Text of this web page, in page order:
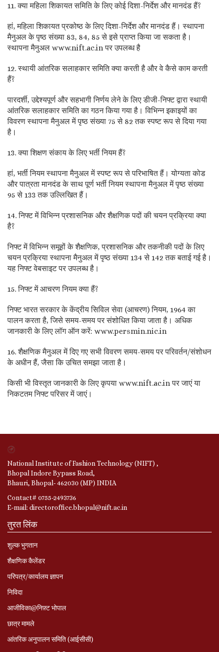
11. क्या महिला शिकायत समिति के लिए कोई दिशा-निर्देश और मानदंड हैं?
हां, महिला शिकायत प्रकोष्ठ के लिए दिशा-निर्देश और मानदंड हैं। स्थापना
मैनुअल के पृष्ठ संख्या 83, 84, 85 से इसे प्राप्त किया जा सकता है।
स्थापना मैनुअल www.nift.ac.in पर उपलब्ध है
12. स्थायी आंतरिक सलाहकार समिति क्या करती है और वे कैसे काम करती
हैं?
पारदर्शी, उद्देश्यपूर्ण और सहभागी निर्णय लेने के लिए डीजी-निफ्ट द्वारा स्थायी
आंतरिक सलाहकार समिति का गठन किया गया है। विभिन्न इकाइयों का
विवरण स्थापना मैनुअल में पृष्ठ संख्या 75 से 82 तक स्पष्ट रूप से दिया गया
है।
13. क्या शिक्षण संकाय के लिए भर्ती नियम हैं?
हां, भर्ती नियम स्थापना मैनुअल में स्पष्ट रूप से परिभाषित हैं। योग्यता कोड
और पात्रता मानदंड के साथ पूर्ण भर्ती नियम स्थापना मैनुअल में पृष्ठ संख्या
95 से 133 तक उल्लिखित हैं।
14. निफ्ट में विभिन्न प्रशासनिक और शैक्षणिक पदों की चयन प्रक्रिया क्या
है?
निफ्ट में विभिन्न समूहों के शैक्षणिक, प्रशासनिक और तकनीकी पदों के लिए
चयन प्रक्रिया स्थापना मैनुअल में पृष्ठ संख्या 134 से 142 तक बताई गई है।
यह निफ्ट वेबसाइट पर उपलब्ध है।
15. निफ्ट में आचरण नियम क्या हैं?
निफ्ट भारत सरकार के केंद्रीय सिविल सेवा (आचरण) नियम, 1964 का
पालन करता है, जिसे समय-समय पर संशोधित किया जाता है। अधिक
जानकारी के लिए लॉग ऑन करें: www.persmin.nic.in
16. शैक्षणिक मैनुअल में दिए गए सभी विवरण समय-समय पर परिवर्तन/संशोधन
के अधीन हैं, जैसा कि उचित समझा जाता है।
किसी भी विस्तृत जानकारी के लिए कृपया www.nift.ac.in पर जाएं या
निकटतम निफ्ट परिसर में जाएं।
National Institute of Fashion Technology (NIFT) ,
Bhopal Indore Bypass Road,
Bhauri, Bhopal- 462030 (MP) INDIA
Contact# 0755-2493736
E-mail: directoroffice.bhopal@nift.ac.in
तुरत लिंक
शुल्क भुगतान
शैक्षणिक कैलेंडर
परिपत्र/कार्यालय ज्ञापन
निविदा
आजीविका@निफ़्ट भोपाल
छात्र मामले
आंतरिक अनुपालन समिति (आईसीसी)